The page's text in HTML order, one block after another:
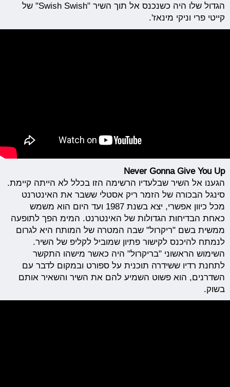
הגדול שלו היה כשנכנס אל תוך השיר "Swish Swish" של
קייטי פרי וניקי מינאז'.
Never Gonna Give You Up
הגענו אל השיר שבלעדיו הרשימה הזו בכלל לא הייתה קיימת.
סינגל הבכורה של הזמר ריק אסטלי ששבר את האינטרנט
מכל כיוון אפשרי, יצא בשנת 1987 ועד היום הוא משמש
כאחת הבדיחות הגדולות של האינטרנט. המימ הפך לתופעה
ממשית בשם "ריקרול" שבה המטרה של המותח היא לגרום
לנמתח להיכנס לקישור פתיון שמוביל לקליפ של השיר.
השימוש הראשוני "בריקרול" היה כאשר מישהו התקשר
לתחנת רדיו ששידרה תוכנית על ספורט ובמקום לדבר עם
השדרנים, הוא פשוט השמיע להם את השיר והשאיר אותם
בשוק.